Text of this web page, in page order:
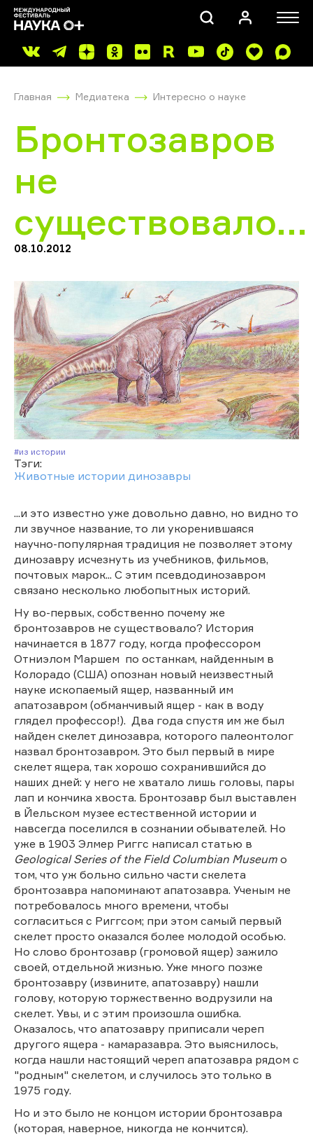
Главная Медиатека Интересно о науке
Бронтозавров
не
существовало...
08.10.2012
#Из истории
Тэги:
Животные истории динозавры
...и это известно уже довольно давно, но видно то
ли звучное название, то ли укоренившаяся
научно-популярная традиция не позволяет этому
динозавру исчезнуть из учебников, фильмов,
почтовых марок... С этим псевдодинозавром
связано несколько любопытных историй.
Ну во-первых, собственно почему же
бронтозавров не существовало? История
начинается в 1877 году, когда профессором
Отниэлом Маршем по останкам, найденным в
Колорадо (США) опознан новый неизвестный
науке ископаемый ящер, названный им
апатозавром (обманчивый ящер - как в воду
глядел профессор!). Два года спустя им же был
найден скелет динозавра, которого палеонтолог
назвал бронтозавром. Это был первый в мире
скелет ящера, так хорошо сохранившийся до
наших дней: у него не хватало лишь головы, пары
лап и кончика хвоста. Бронтозавр был выставлен
в Йельском музее естественной истории и
навсегда поселился в сознании обывателей. Но
уже в 1903 Элмер Риггс написал статью в
Geological Series of the Field Columbian Museum о
том, что уж больно сильно части скелета
бронтозавра напоминают апатозавра. Ученым не
потребовалось много времени, чтобы
согласиться с Риггсом; при этом самый первый
скелет просто оказался более молодой особью.
Но слово бронтозавр (громовой ящер) зажило
своей, отдельной жизнью. Уже много позже
бронтозавру (извините, апатозавру) нашли
голову, которую торжественно водрузили на
скелет. Увы, и с этим произошла ошибка.
Оказалось, что апатозавру приписали череп
другого ящера - камаразавра. Это выяснилось,
когда нашли настоящий череп апатозавра рядом с
"родным" скелетом, и случилось это только в
1975 году.
Но и это было не концом истории бронтозавра
(которая, наверное, никогда не кончится).